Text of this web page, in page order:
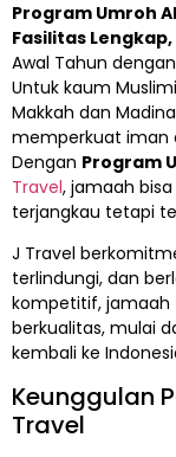
Program Umroh
Fasilitas
Awal Tahun
Untuk kaum
Makkah dan
memperkuat iman
Dengan Program
Travel, jamaah
terjangkau tetapi
J Travel
terlindungi, dan
kompetitif,
berkualitas, mulai
kembali ke
Keunggulan
Travel